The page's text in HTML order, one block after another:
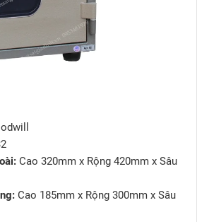
Cao 320mm x Rộng 420mm x Sâu
Cao 185mm x Rộng 300mm x Sâu